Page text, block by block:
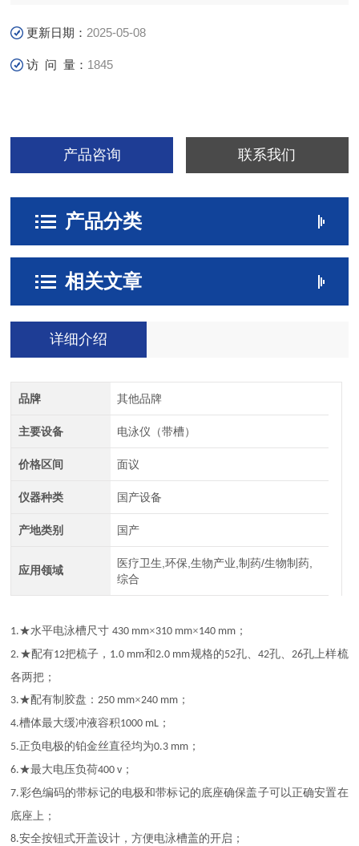
更新日期： 2025-05-08
访 问 量： 1845
产品咨询 联系我们
产品分类
相关文章
详细介绍
品牌 其他品牌
主要设备 电泳仪（带槽）
价格区间 面议
仪器种类 国产设备
产地类别 国产
应用领域
医疗卫生,环保,生物产业,制药/生物制药,
综合
1.★水平电泳槽尺寸430 mm×310 mm×140 mm ；
2. ★配有12把梳子， 1.0 mm和2.0 mm规格的52孔、 42孔、26孔上样梳
各两把；
3.★配有制胶盘：250 mm×240 mm ；
4.槽体最大缓冲液容积1000 mL ；
5.正负电极的铂金丝直径均为0.3 mm ；
6.★最大电压负荷400 v ；
7.彩色编码的带标记的电极和带标记的底座确保盖子可以正确安置在
底座上；
8.安全按钮式开盖设计，方便电泳槽盖的开启；